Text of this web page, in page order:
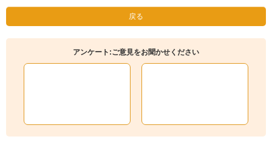
戻る
アンケート:ご意見をお聞かせください